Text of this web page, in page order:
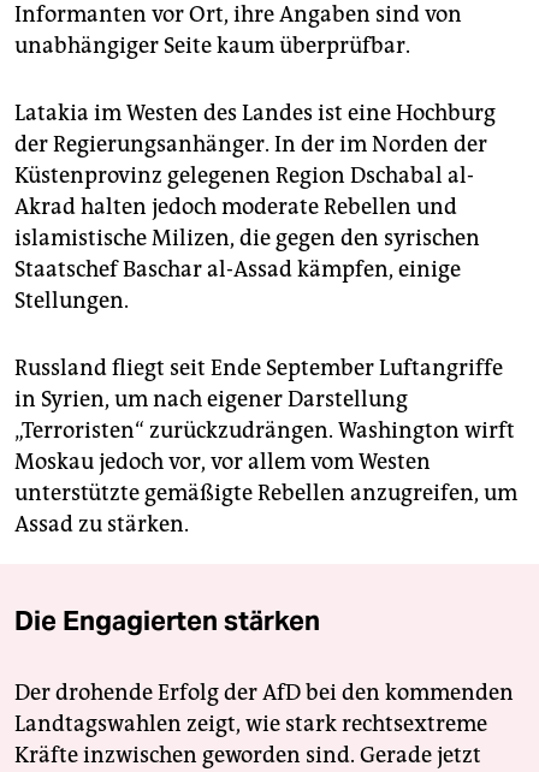
Informanten vor Ort, ihre Angaben sind von
unabhängiger Seite kaum überprüfbar.
Latakia im Westen des Landes ist eine Hochburg
der Regierungsanhänger. In der im Norden der
Küstenprovinz gelegenen Region Dschabal al-
Akrad halten jedoch moderate Rebellen und
islamistische Milizen, die gegen den syrischen
Staatschef Baschar al-Assad kämpfen, einige
Stellungen.
Russland fliegt seit Ende September Luftangriffe
in Syrien, um nach eigener Darstellung
„Terroristen“ zurückzudrängen. Washington wirft
Moskau jedoch vor, vor allem vom Westen
unterstützte gemäßigte Rebellen anzugreifen, um
Assad zu stärken.
Die Engagierten stärken
Der drohende Erfolg der AfD bei den kommenden
Landtagswahlen zeigt, wie stark rechtsextreme
Kräfte inzwischen geworden sind. Gerade jetzt